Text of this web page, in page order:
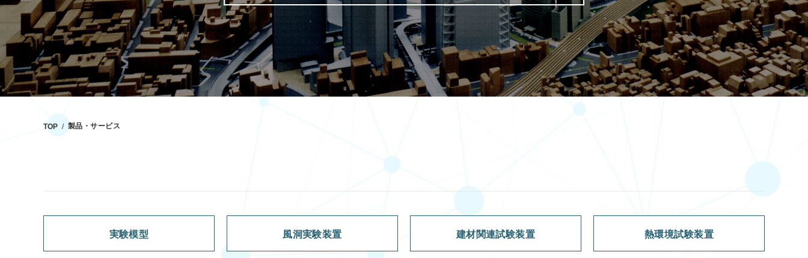
TOP 製品・サービス
実験模型 風洞実験装置 建材関連試験装置 熱環境試験装置